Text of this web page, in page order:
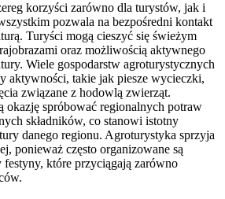
korzyści zarówno dla turystów, jak i
pozwala na bezpośredni kontakt
Turyści mogą cieszyć się świeżym
oraz możliwością aktywnego
Wiele gospodarstw agroturystycznych
aktywności, takie jak piesze wycieczki,
związane z hodowlą zwierząt.
okazję spróbować regionalnych potraw
składników, co stanowi istotny
danego regionu. Agroturystyka sprzyja
ponieważ często organizowane są
które przyciągają zarówno